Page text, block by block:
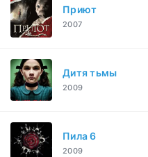
Приют
2007
Дитя тьмы
2009
Пила 6
2009